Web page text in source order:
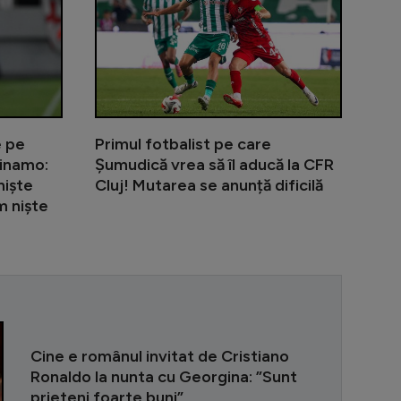
pe
niște
Primul fotbalist pe care
Șumudică vrea să îl aducă la CFR
Cluj! Mutarea se anunță dificilă
Cine e românul invitat de Cristiano
Ronaldo la nunta cu Georgina: ”Sunt